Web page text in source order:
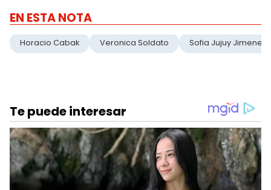
EN ESTA NOTA
Horacio Cabak Veronica Soldato Sofia Jujuy Jimenez